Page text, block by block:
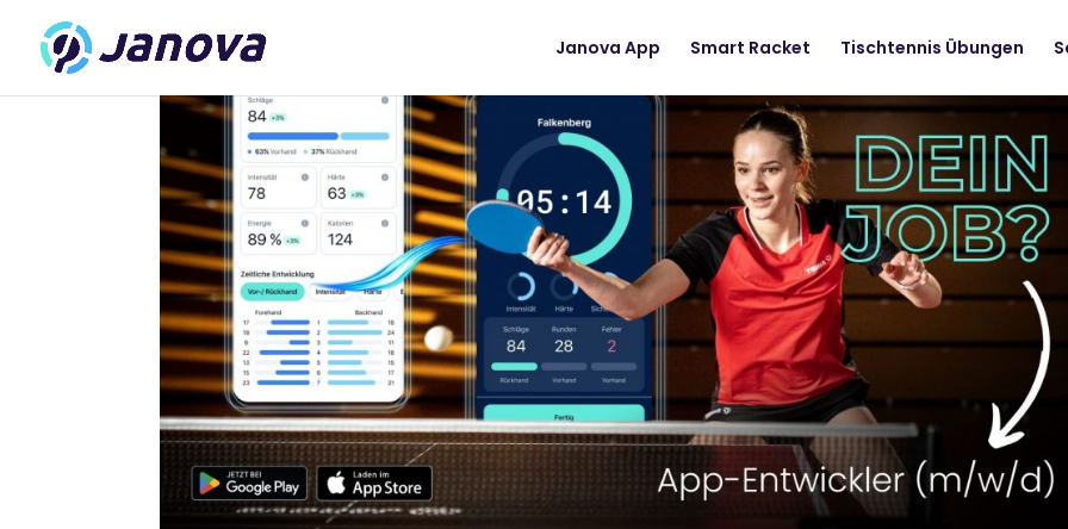
Janova App Smart Racket Tischtennis Übungen